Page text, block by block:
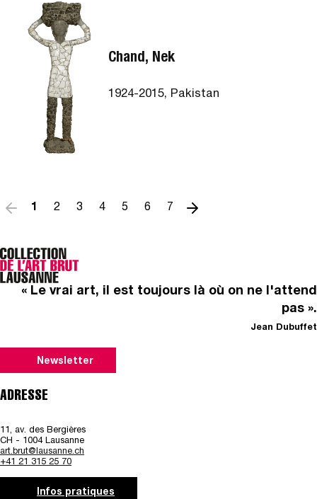
Chand, Nek
1924-2015, Pakistan
1 2 3 4 5 6 7
« Le vrai art, il est toujours là où on ne l'attend
pas ».
Jean Dubuffet
Newsletter
ADRESSE
11, av. des Bergières
CH - 1004 Lausanne
art.brut@lausanne.ch
+41 21 315 25 70
Infos pratiques